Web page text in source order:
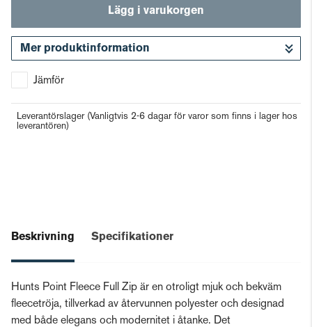
Lägg i varukorgen
Mer produktinformation
Jämför
Leverantörslager (Vanligtvis 2-6 dagar för varor som finns i lager hos
leverantören)
Beskrivning Specifikationer
Hunts Point Fleece Full Zip är en otroligt mjuk och bekväm
fleecetröja, tillverkad av återvunnen polyester och designad
med både elegans och modernitet i åtanke. Det